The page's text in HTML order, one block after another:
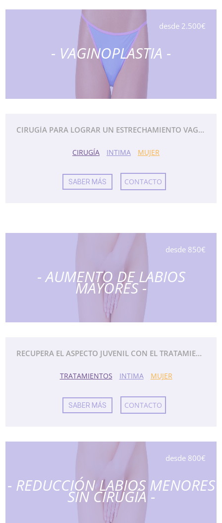
desde 2.500€
- VAGINOPLASTIA -
CIRUGÍA PARA LOGRAR UN ESTRECHAMIENTO VAGINAL Y REJUVENICIMIENTO VAGINAL.
CIRUGÍA INTIMA MUJER
SABER MÁS CONTACTO
desde 850€
- AUMENTO DE LABIOS
MAYORES -
RECUPERA EL ASPECTO JUVENIL CON EL TRATAMIENTO DE AUMENTO DE LOS LABIOS MAYORES.
TRATAMIENTOS INTIMA MUJER
SABER MÁS CONTACTO
desde 800€
- REDUCCIÓN LABIOS MENORES
SIN CIRUGÍA -